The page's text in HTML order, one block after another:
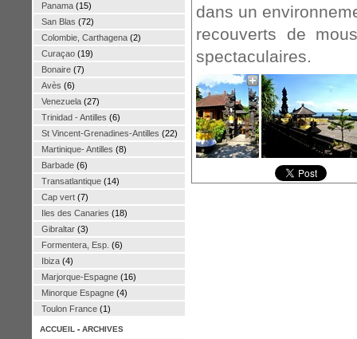
dans un
recouverts de
spectaculaires.
Panama (15)
San Blas (72)
Colombie, Carthagena (2)
Curaçao (19)
Bonaire (7)
Avès (6)
Venezuela (27)
Trinidad - Antilles (6)
St Vincent-Grenadines-Antilles (22)
Martinique- Antilles (8)
Barbade (6)
Transatlantique (14)
Cap vert (7)
Iles des Canaries (18)
Gibraltar (3)
Formentera, Esp. (6)
Ibiza (4)
Marjorque-Espagne (16)
Minorque Espagne (4)
Toulon France (1)
ACCUEIL - ARCHIVES